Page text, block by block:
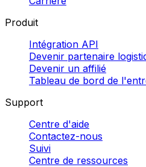
Produit
Intégration API
Devenir partenaire
Devenir un affilié
Tableau de bord de
Support
Centre d'aide
Contactez-nous
Suivi
Centre de ressources